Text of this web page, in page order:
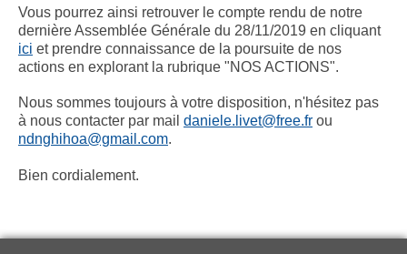
Vous pourrez ainsi retrouver le compte rendu de notre
dernière Assemblée Générale du 28/11/2019 en cliquant
ici et prendre connaissance de la poursuite de nos
actions en explorant la rubrique "NOS ACTIONS".
Nous sommes toujours à votre disposition, n'hésitez pas
à nous contacter par mail daniele.livet@free.fr ou
ndnghihoa@gmail.com.
Bien cordialement.